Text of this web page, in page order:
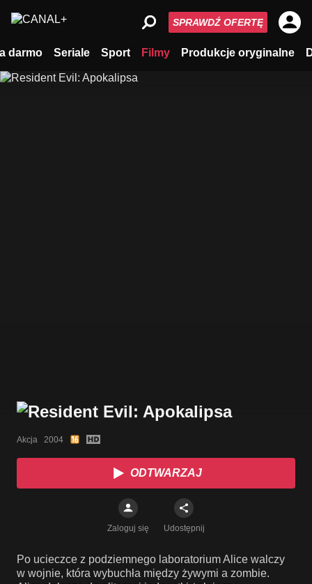
darmo Seriale Sport Filmy Produkcje oryginalne
SPRAWDŹ OFERTĘ
Akcja   2004
ODTWARZAJ
Zaloguj się Udostępnij
Po ucieczce z podziemnego laboratorium Alice walczy
w wojnie, która wybuchła między żywymi a zombie.